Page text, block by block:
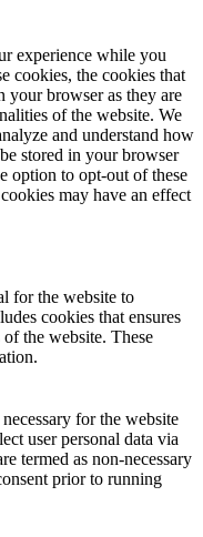
experience while you
cookies, the cookies that
your browser as they are
of the website. We
and understand how
stored in your browser
option to opt-out of these
may have an effect
for the website to
cookies that ensures
the website. These
for the website
user personal data via
termed as non-necessary
prior to running